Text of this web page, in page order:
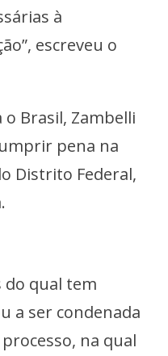
à
escreveu o
Brasil, Zambelli
pena na
Distrito Federal,
do qual tem
a ser condenada
na qual